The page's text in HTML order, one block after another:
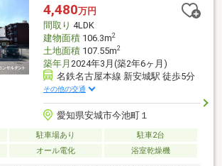
画でご不安な方もお気軽にご相談ください♪未
ご用意しております
4,480万円
間取り 4LDK
建物面積106.3m2
土地面積107.55m2
築年月 2024年3月(築2年6ヶ月)
名鉄名古屋本線 新安城駅 徒歩5分
その他の交通
愛知県安城市今池町１
駐車場あり
駐車2台
オール電化 浴室乾燥機